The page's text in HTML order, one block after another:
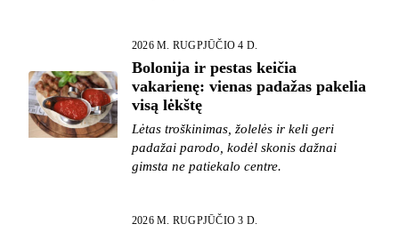
2026 M. RUGPJŪČIO 4 D.
Bolonija ir pestas keičia
vakarienę: vienas padažas pakelia
visą lėkštę
Lėtas troškinimas, žolelės ir keli geri
padažai parodo, kodėl skonis dažnai
gimsta ne patiekalo centre.
2026 M. RUGPJŪČIO 3 D.